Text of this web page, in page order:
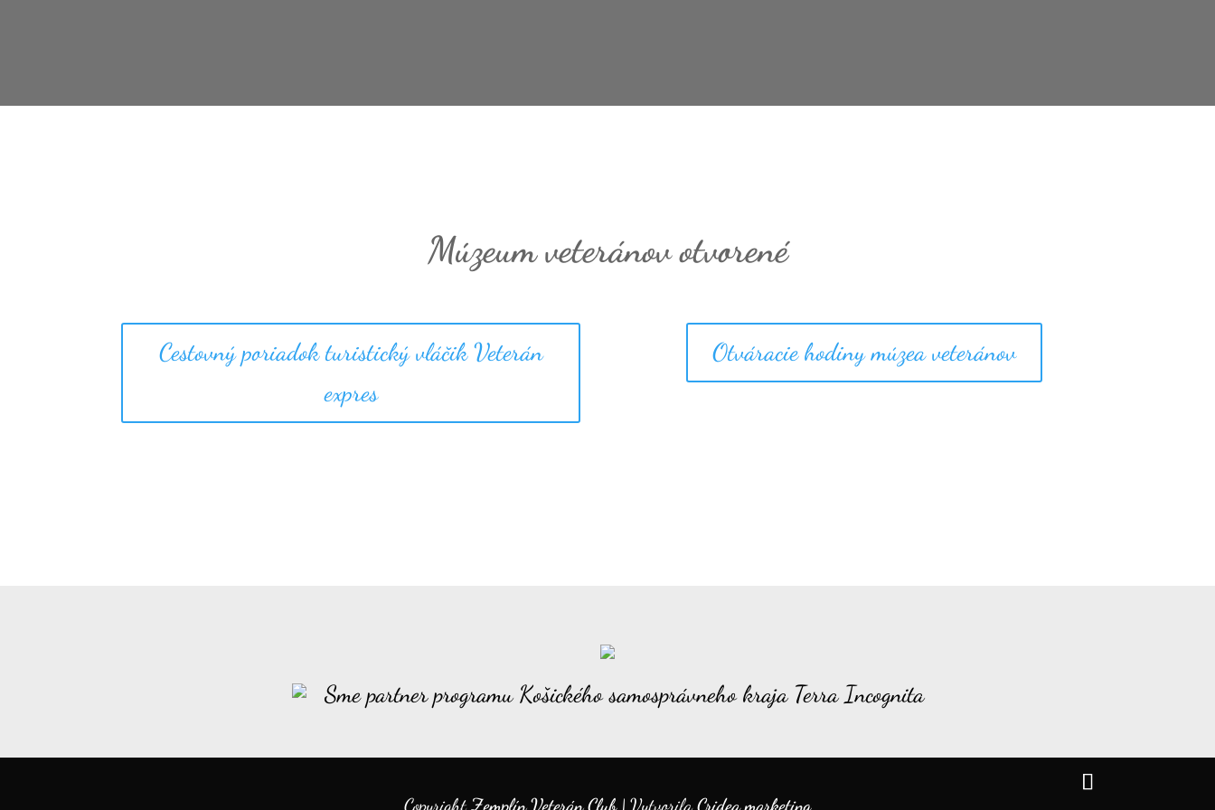
Múzeum veteránov otvorené
Cestovný poriadok turistický vláčik Veterán
expres
Otváracie hodiny múzea veteránov
Sme partner programu Košického samosprávneho kraja Terra Incognita
CopyrightZemplín Veterán Club| VytvorilaCridea marketing